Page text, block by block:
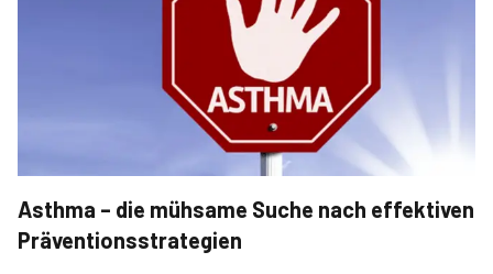
Asthma – die mühsame Suche nach effektiven
Präventionsstrategien